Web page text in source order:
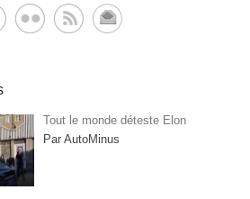
Tout le monde déteste Elon
Par AutoMinus